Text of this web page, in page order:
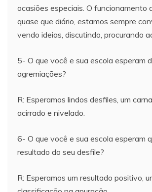
ocasiões especiais. O funcionamento
quase que diário, estamos sempre
vendo ideias, discutindo, procurando
5- O que você e sua escola esperam
agremiações?
R: Esperamos lindos desfiles, um
acirrado e nivelado.
6- O que você e sua escola esperam
resultado do seu desfile?
R: Esperamos um resultado positivo,